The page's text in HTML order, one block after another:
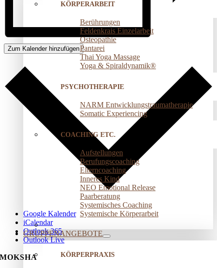
KÖRPERARBEIT
Berührungen
Feldenkrais Einzelarbeit
Osteopathie
Pantarei
Thai Yoga Massage
Yoga & Spiraldynamik®
PSYCHOTHERAPIE
NARM Entwicklungstraumatherapie
Somatic Experiencing
COACHING ETC.
Aufstellungen
Berufungscoaching
Elterncoaching
Inneres Kind
NEO Emotional Release
Paarberatung
Systemisches Coaching
Systemische Körperarbeit
GRUPPENANGEBOTE
KÖRPERPRAXIS
Zum Kalender hinzufügen
Google Kalender
iCalendar
Outlook 365
Outlook Live
MOKSHA